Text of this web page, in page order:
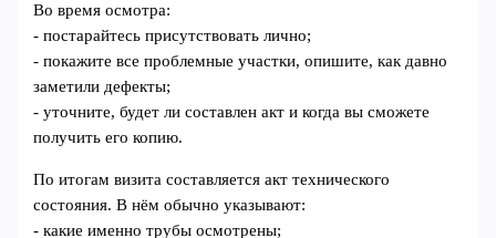
Во время осмотра:
- постарайтесь присутствовать лично;
- покажите все проблемные участки, опишите, как давно
заметили дефекты;
- уточните, будет ли составлен акт и когда вы сможете
получить его копию.
По итогам визита составляется акт технического
состояния. В нём обычно указывают:
- какие именно трубы осмотрены;